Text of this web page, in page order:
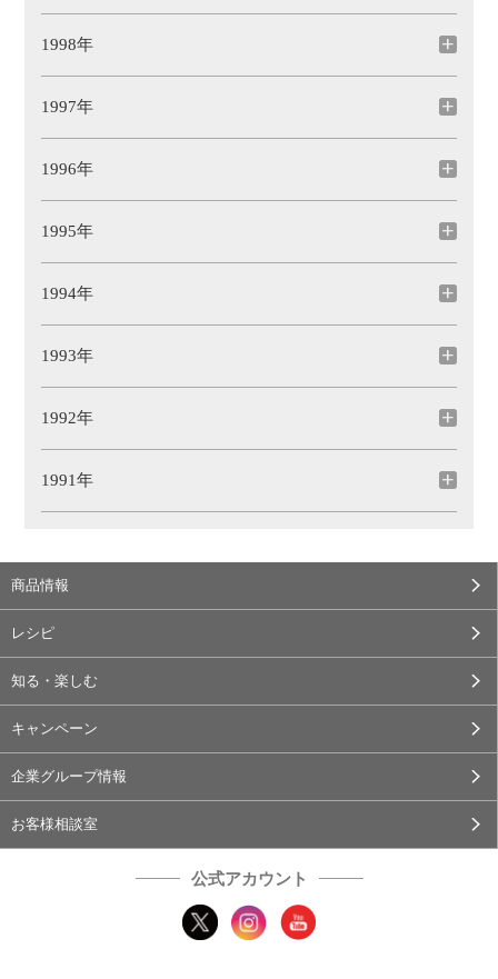
1998年
1997年
1996年
1995年
1994年
1993年
1992年
1991年
商品情報
レシピ
知る・楽しむ
キャンペーン
企業グループ情報
お客様相談室
公式アカウント